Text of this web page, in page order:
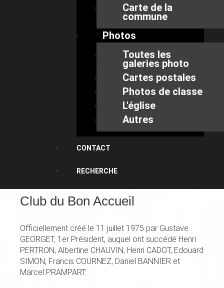
Carte de la
commune
Photos
Toutes les
galeries photo
Cartes postales
Photos de classe
L'église
Autres
CONTACT
RECHERCHE
Club du Bon Accueil
Officiellement créé le 11 juillet 1975 par Gustave
GEORGET, 1er Président, auquel ont succédé Henri
PERTRON, Albertine CHAUVIN, Henri CADOT, Edouard
SIMON, Francis COURNEZ, Daniel BANNIER et
Marcel PRAMPART.